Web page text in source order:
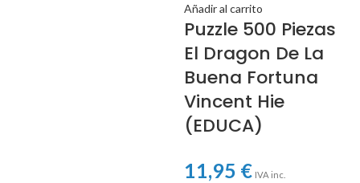
Añadir al carrito
Puzzle 500 Piezas
El Dragon De La
Buena Fortuna
Vincent Hie
(EDUCA)
11,95 € IVA inc.